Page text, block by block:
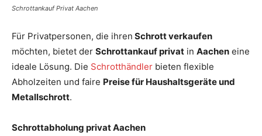
Schrottankauf Privat Aachen
Für Privatpersonen, die ihren Schrott verkaufen
möchten, bietet der Schrottankauf privat in Aachen eine
ideale Lösung. Die Schrotthändler bieten flexible
Abholzeiten und faire Preise für Haushaltsgeräte und
Metallschrott.
Schrottabholung privat Aachen